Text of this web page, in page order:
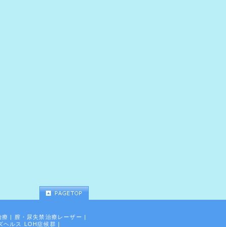
療 | 膣・尿失禁治療レーザー |
ヘルス LOH症候群 |